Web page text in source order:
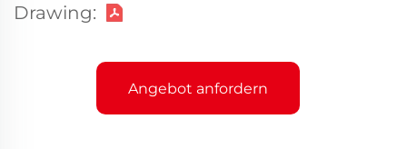
Drawing:
Angebot anfordern